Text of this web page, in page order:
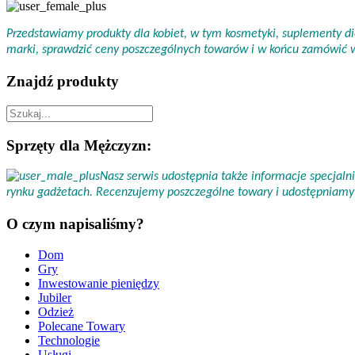
Przedstawiamy produkty dla kobiet, w tym kosmetyki, suplementy
marki, sprawdzić ceny poszczególnych towarów i w końcu zamówić
Znajdź produkty
Sprzęty dla Mężczyzn:
Nasz serwis udostępnia także informacje
rynku gadżetach. Recenzujemy poszczególne towary i
O czym napisaliśmy?
Dom
Gry
Inwestowanie pieniędzy
Jubiler
Odzież
Polecane Towary
Technologie